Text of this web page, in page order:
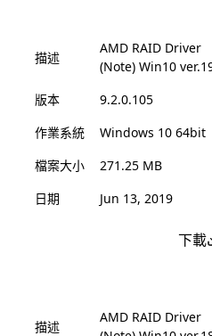
描述
AMD RAID Driver
(Note) Win10
版本
9.2.0.105
作業系統
Windows 10 64bit
檔案大小
271.25 MB
日期
Jun 13, 2019
下載
描述
AMD RAID Driver